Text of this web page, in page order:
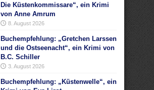
Die Küstenkommissare“, ein Krimi
von Anne Amrum
8. August 2026
Buchempfehlung: „Gretchen Larssen
und die Ostseenacht“, ein Krimi von
B.C. Schiller
3. August 2026
Buchempfehlung: „Küstenwelle“, ein